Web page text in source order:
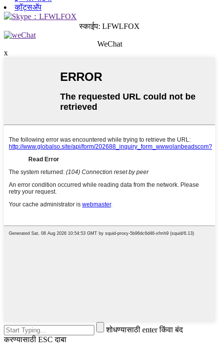
व्हॉट्सअ‍ॅप
स्काईप: LFWLFOX
WeChat
x
शोधण्यासाठी enter किंवा बंद
करण्यासाठी ESC दाबा